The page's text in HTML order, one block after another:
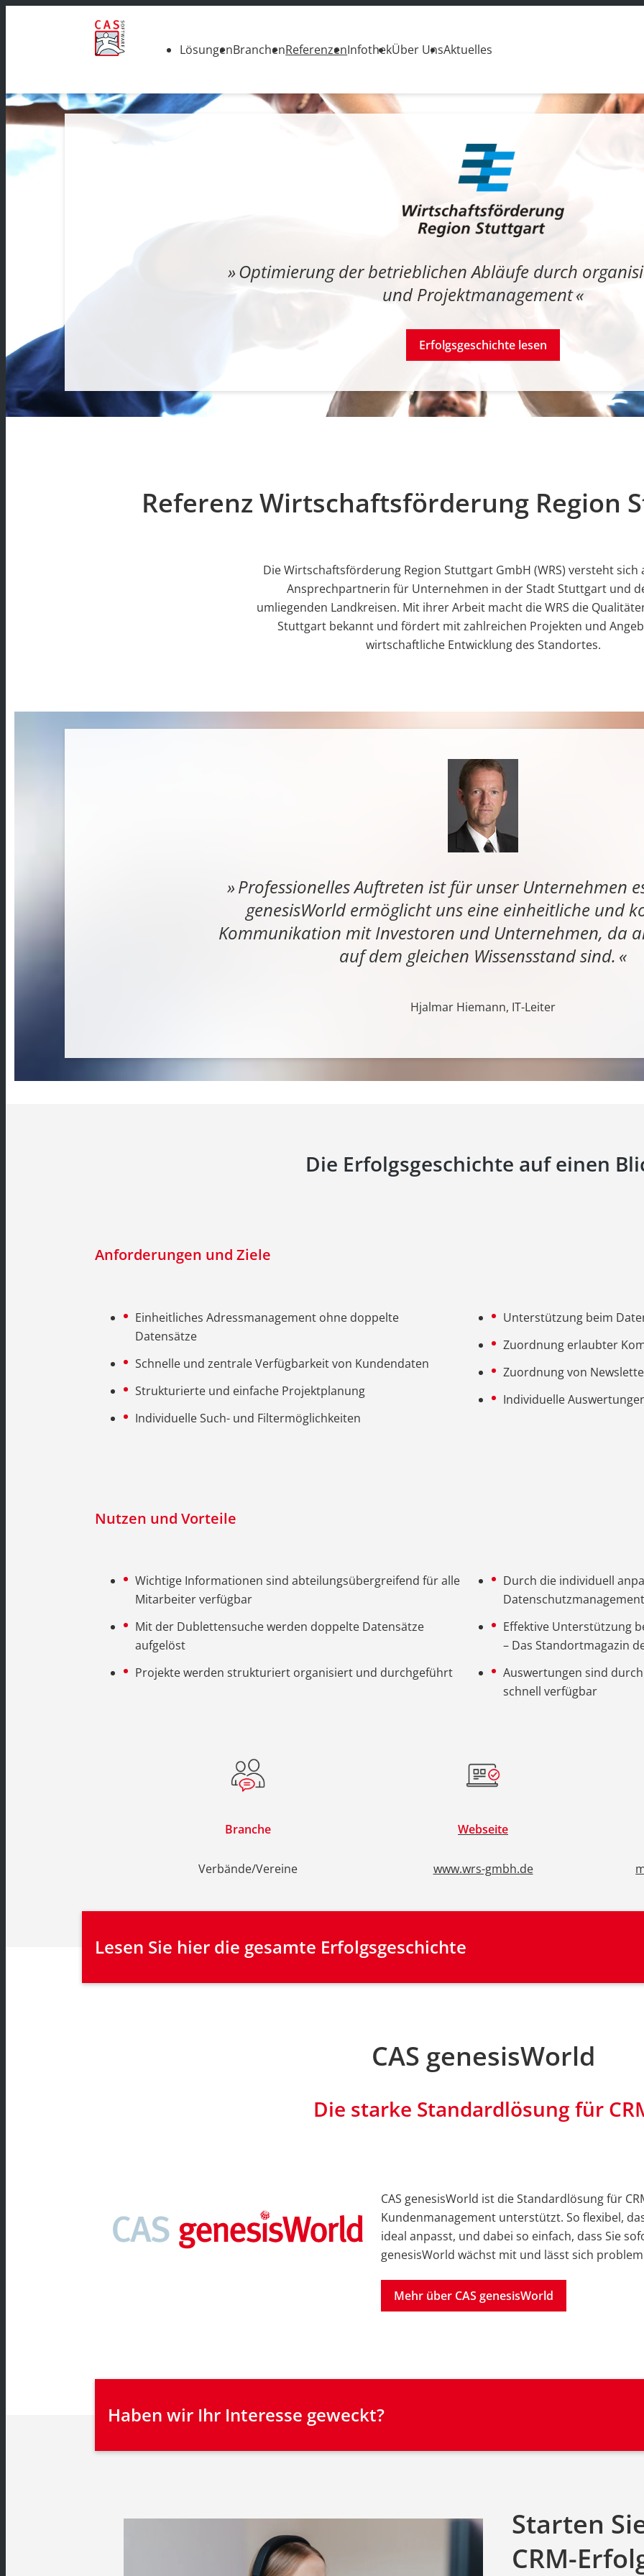
LösungenBranchenReferenzenInfothekÜber UnsAktuelles
Optimierung der betrieblichen Abläufe durch
und Projektmanagement
Erfolgsgeschichte lesen
Referenz Wirtschaftsförderung Region
Die Wirtschaftsförderung Region Stuttgart GmbH (WRS) versteht sich
Ansprechpartnerin für Unternehmen in der Stadt Stuttgart und
umliegenden Landkreisen. Mit ihrer Arbeit macht die WRS die
Stuttgart bekannt und fördert mit zahlreichen Projekten und
wirtschaftliche Entwicklung des Standortes.
Professionelles Auftreten ist für unser Unternehmen
genesisWorld ermöglicht uns eine einheitliche und
Kommunikation mit Investoren und Unternehmen, da
auf dem gleichen Wissensstand sind.
Hjalmar Hiemann, IT-Leiter
Die Erfolgsgeschichte auf einen
Anforderungen und Ziele
Einheitliches Adressmanagement ohne doppelte
Datensätze
Schnelle und zentrale Verfügbarkeit von Kundendaten
Strukturierte und einfache Projektplanung
Individuelle Such- und Filtermöglichkeiten
Unterstützung beim
Zuordnung erlaubter
Zuordnung von
Individuelle
Nutzen und Vorteile
Wichtige Informationen sind abteilungsübergreifend für alle
Mitarbeiter verfügbar
Mit der Dublettensuche werden doppelte Datensätze
aufgelöst
Projekte werden strukturiert organisiert und durchgeführt
Durch die individuell
Effektive Unterstützung
– Das Standortmagazin
Auswertungen sind
schnell verfügbar
Branche
Verbände/Vereine
Webseite
www.wrs-gmbh.de
Lesen Sie hier die gesamte Erfolgsgeschichte
CAS genesisWorld
Die starke Standardlösung für
CAS genesisWorld ist die Standardlösung für
Kundenmanagement unterstützt. So flexibel,
ideal anpasst, und dabei so einfach, dass Sie
genesisWorld wächst mit und lässt sich
Mehr über CAS genesisWorld
Haben wir Ihr Interesse geweckt?
Starten
CRM-